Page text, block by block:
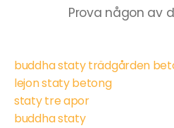
Prova någon av
buddha staty trädgården
lejon staty betong
staty tre apor
buddha staty